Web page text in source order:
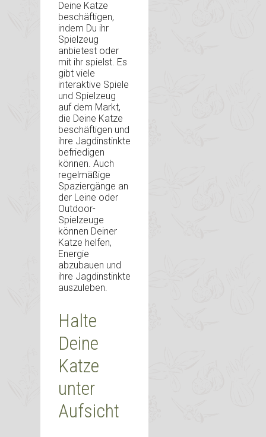
Deine Katze
beschäftigen,
indem Du ihr
Spielzeug
anbietest oder
mit ihr spielst. Es
gibt viele
interaktive Spiele
und Spielzeug
auf dem Markt,
die Deine Katze
beschäftigen und
ihre Jagdinstinkte
befriedigen
können. Auch
regelmäßige
Spaziergänge an
der Leine oder
Outdoor-
Spielzeuge
können Deiner
Katze helfen,
Energie
abzubauen und
ihre Jagdinstinkte
auszuleben.
Halte
Deine
Katze
unter
Aufsicht